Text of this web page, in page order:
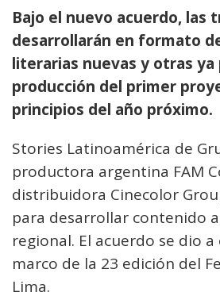
Bajo el nuevo acuerdo, las
desarrollarán en formato
literarias nuevas y otras ya
producción del primer
principios del año próximo.
Stories Latinoamérica de
productora argentina FAM
distribuidora Cinecolor
para desarrollar contenido
regional. El acuerdo se dio
marco de la 23 edición del
Lima.